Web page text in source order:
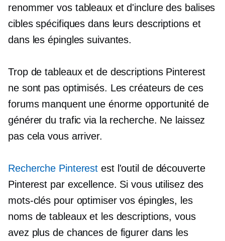
renommer vos tableaux et d'inclure des balises
cibles spécifiques dans leurs descriptions et
dans les épingles suivantes.
Trop de tableaux et de descriptions Pinterest
ne sont pas optimisés. Les créateurs de ces
forums manquent une énorme opportunité de
générer du trafic via la recherche. Ne laissez
pas cela vous arriver.
Recherche Pinterest est l'outil de découverte
Pinterest par excellence. Si vous utilisez des
mots-clés pour optimiser vos épingles, les
noms de tableaux et les descriptions, vous
avez plus de chances de figurer dans les